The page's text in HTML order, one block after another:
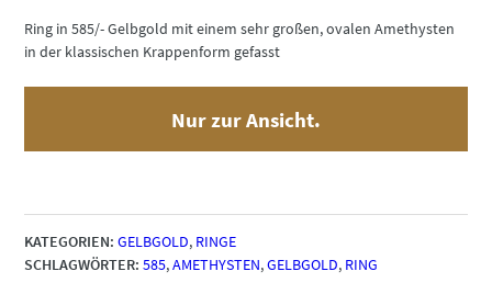
Ring in 585/- Gelbgold mit einem sehr großen, ovalen Amethysten
in der klassischen Krappenform gefasst
Nur zur Ansicht.
KATEGORIEN: GELBGOLD, RINGE
SCHLAGWÖRTER: 585,AMETHYSTEN,GELBGOLD, RING